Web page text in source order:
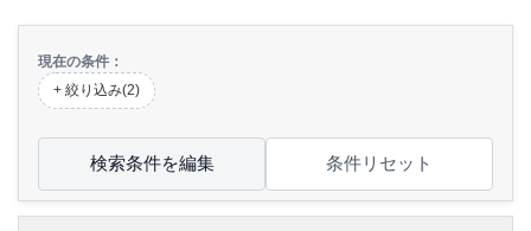
現在の条件：
+ 絞り込み(2)
検索条件を編集 条件リセット